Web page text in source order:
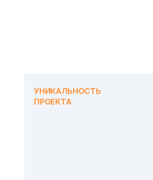
УНИКАЛЬНОСТЬ
ПРОЕКТА